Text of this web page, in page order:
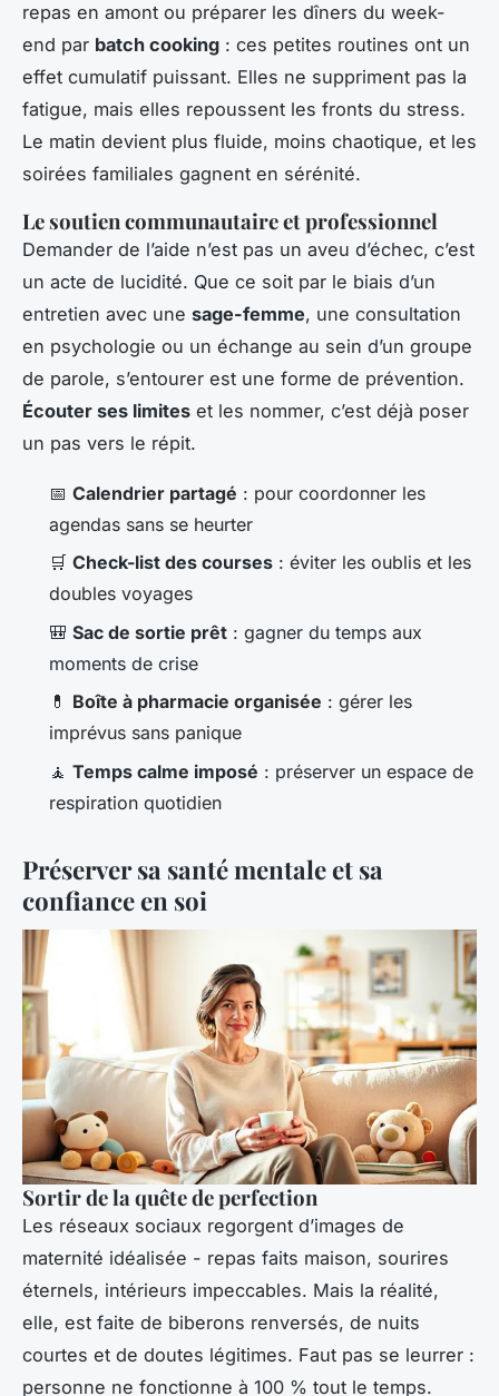
repas en amont ou préparer les dîners du week-
end par batch cooking : ces petites routines ont un
effet cumulatif puissant. Elles ne suppriment pas la
fatigue, mais elles repoussent les fronts du stress.
Le matin devient plus fluide, moins chaotique, et les
soirées familiales gagnent en sérénité.
Le soutien communautaire et professionnel
Demander de l’aide n’est pas un aveu d’échec, c’est
un acte de lucidité. Que ce soit par le biais d’un
entretien avec une sage-femme, une consultation
en psychologie ou un échange au sein d’un groupe
de parole, s’entourer est une forme de prévention.
Écouter ses limites et les nommer, c’est déjà poser
un pas vers le répit.
📅 Calendrier partagé : pour coordonner les
agendas sans se heurter
🛒 Check-list des courses : éviter les oublis et les
doubles voyages
🎒 Sac de sortie prêt : gagner du temps aux
moments de crise
💊 Boîte à pharmacie organisée : gérer les
imprévus sans panique
🧘 Temps calme imposé : préserver un espace de
respiration quotidien
Préserver sa santé mentale et sa
confiance en soi
Sortir de la quête de perfection
Les réseaux sociaux regorgent d’images de
maternité idéalisée - repas faits maison, sourires
éternels, intérieurs impeccables. Mais la réalité,
elle, est faite de biberons renversés, de nuits
courtes et de doutes légitimes. Faut pas se leurrer :
personne ne fonctionne à 100 % tout le temps.